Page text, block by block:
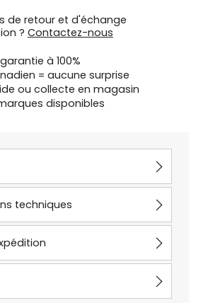
de retour et d'échange
? Contactez-nous
à 100%
= aucune surprise
ou collecte en magasin
disponibles
techniques